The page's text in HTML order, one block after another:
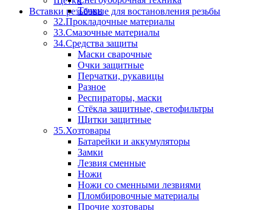
Вставки резьбовые для востановления резьбы
Тачки
32.Прокладочные материалы
33.Смазочные материалы
34.Средства защиты
Маски сварочные
Очки защитные
Перчатки, рукавицы
Разное
Респираторы, маски
Стёкла защитные, светофильтры
Щитки защитные
35.Хозтовары
Батарейки и аккумуляторы
Замки
Лезвия сменные
Ножи
Ножи со сменными лезвиями
Пломбировочные материалы
Прочие хозтовары